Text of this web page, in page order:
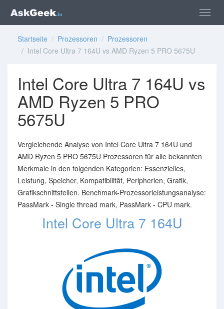
Startseite / Prozessoren / Prozessoren
/ Intel Core Ultra 7 164U vs AMD Ryzen 5 PRO 5675U
Intel Core Ultra 7 164U vs
AMD Ryzen 5 PRO
5675U
Vergleichende Analyse von Intel Core Ultra 7 164U und
AMD Ryzen 5 PRO 5675U Prozessoren für alle bekannten
Merkmale in den folgenden Kategorien: Essenzielles,
Leistung, Speicher, Kompatibilität, Peripherien, Grafik,
Grafikschnittstellen. Benchmark-Prozessorleistungsanalyse:
PassMark - Single thread mark, PassMark - CPU mark.
Intel Core Ultra 7 164U